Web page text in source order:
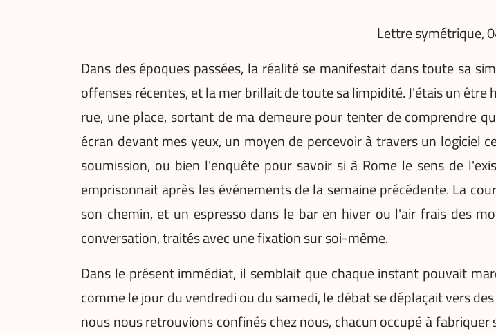
Lettre symétrique,
Dans des époques passées, la réalité se manifestait dans toute sa
offenses récentes, et la mer brillait de toute sa limpidité. J'étais un
rue, une place, sortant de ma demeure pour tenter de comprendre
écran devant mes yeux, un moyen de percevoir à travers un logiciel
soumission, ou bien l'enquête pour savoir si à Rome le sens de
emprisonnait après les événements de la semaine précédente. La
son chemin, et un espresso dans le bar en hiver ou l'air frais des
conversation, traités avec une fixation sur soi-même.
Dans le présent immédiat, il semblait que chaque instant pouvait
comme le jour du vendredi ou du samedi, le débat se déplaçait vers
nous nous retrouvions confinés chez nous, chacun occupé à